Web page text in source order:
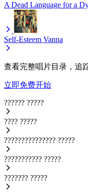
A Dead Language for a
Self-Esteem Vanna
查看完整唱片目录，追
立即免费开始
?????? ?????
???? ?????
??????????????? ?????
??????????? ?????
??????? ?????